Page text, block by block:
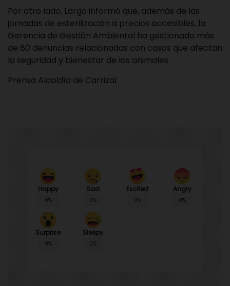
Por otro lado, Largo informó que, además de las
jornadas de esterilización a precios accesibles, la
Gerencia de Gestión Ambiental ha gestionado más
de 80 denuncias relacionadas con casos que afectan
la seguridad y bienestar de los animales.
Prensa Alcaldía de Carrizal
Happy
0%
Sad
0%
Excited
0%
Angry
0%
Surprise
0%
Sleepy
0%